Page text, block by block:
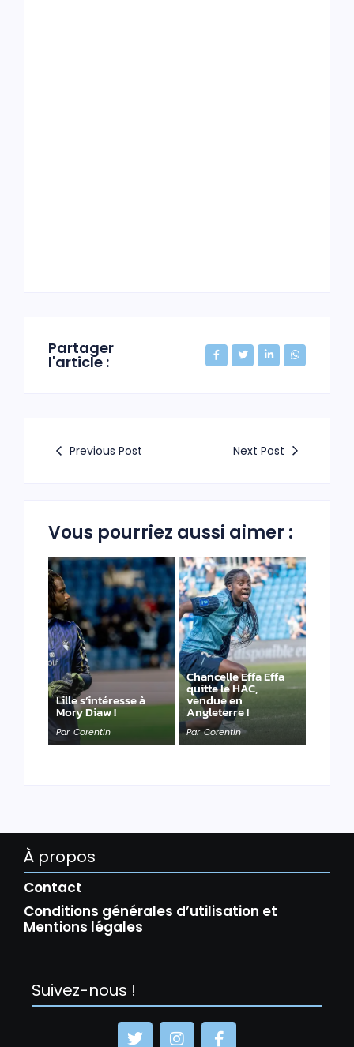
Partager
l'article :
Previous Post Next Post
Vous pourriez aussi aimer :
Lille s’intéresse à
Mory Diaw !
Par Corentin
Chancelle Effa Effa
quitte le HAC,
vendue en
Angleterre !
Par Corentin
À propos
Contact
Conditions générales d’utilisation et
Mentions légales
Suivez-nous !